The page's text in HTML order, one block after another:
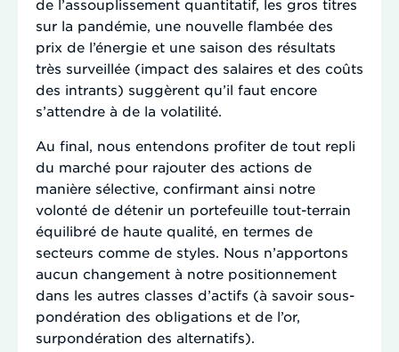
de l’assouplissement quantitatif, les gros titres
sur la pandémie, une nouvelle flambée des
prix de l’énergie et une saison des résultats
très surveillée (impact des salaires et des coûts
des intrants) suggèrent qu’il faut encore
s’attendre à de la volatilité.
Au final, nous entendons profiter de tout repli
du marché pour rajouter des actions de
manière sélective, confirmant ainsi notre
volonté de détenir un portefeuille tout-terrain
équilibré de haute qualité, en termes de
secteurs comme de styles. Nous n’apportons
aucun changement à notre positionnement
dans les autres classes d’actifs (à savoir sous-
pondération des obligations et de l’or,
surpondération des alternatifs).